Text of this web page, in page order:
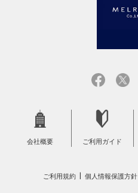
会社概要 ご利用ガイド
ご利用規約 個人情報保護方針